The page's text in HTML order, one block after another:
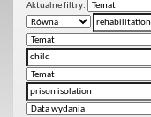
Aktualne filtry: